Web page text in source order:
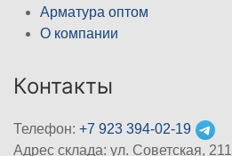
Арматура оптом
О компании
Контакты
Телефон: +7 923 394-02-19
Адрес склада: ул. Советская, 211